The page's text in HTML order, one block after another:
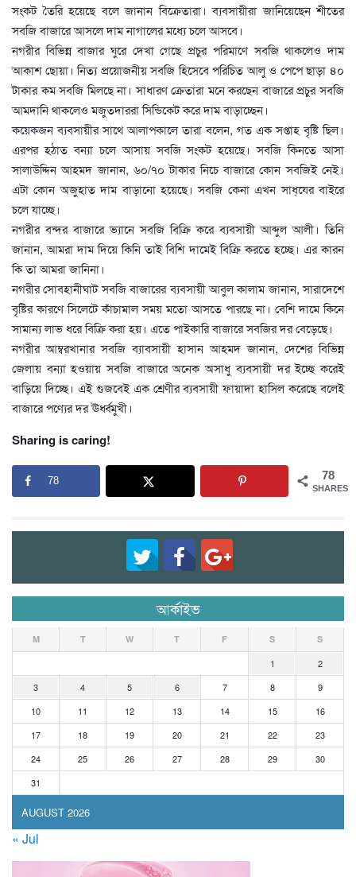
সংকট তৈরি হয়েছে বলে জানান বিক্রেতারা। ব্যবসায়ীরা জানিয়েছেন শীতের
সবজি বাজারে আসলে দাম নাগালের মধ্যে চলে আসবে।
নগরীর বিভিন্ন বাজার ঘুরে দেখা গেছে প্রচুর পরিমাণে সবজি থাকলেও দাম
আকাশ ছোয়া। নিত্য প্রয়োজনীয় সবজি হিসেবে পরিচিত আলু ও পেপে ছাড়া ৪০
টাকার কম সবজি মিলছে না। সাধারণ ক্রেতারা মনে করছেন বাজারে প্রচুর সবজি
আমদানি থাকলেও মজুতদাররা সিন্ডিকেট করে দাম বাড়াচ্ছেন।
কয়েকজন ব্যবসায়ীর সাথে আলাপকালে তারা বলেন, গত এক সপ্তাহ বৃষ্টি ছিল।
এরপর হঠাত বন্যা চলে আসায় সবজি সংকট হয়েছে। সবজি কিনতে আসা
সালাউদ্দিন আহমদ জানান, ৬০/৭০ টাকার নিচে বাজারে কোন সবজিই নেই।
এটা কোন অজুহাত দাম বাড়ানো হয়েছে। সবজি কেনা এখন সাধ্েযর বাইরে
চলে যাচ্ছে।
নগরীর বন্দর বাজারে ভ্যানে সবজি বিক্রি করে ব্যবসায়ী আব্দুল আলী। তিনি
জানান, আমরা দাম দিয়ে কিনি তাই বিশি দামেই বিক্রি করতে হচ্ছে। এর কারন
কি তা আমরা জানিনা।
নগরীর সোবহানীঘাট সবজি বাজারের ব্যবসায়ী আবুল কালাম জানান, সারাদেশে
বৃষ্টির কারণে সিলেটে কাঁচামাল সময় মতো আসতে পারছে না। বেশি দামে কিনে
সামান্য লাভ ধরে বিক্রি করা হয়। এতে পাইকারি বাজারে সবজির দর বেড়েছে।
নগরীর আম্বরখানার সবজি ব্যাবসায়ী হাসান আহমদ জানান, দেশের বিভিন্ন
জেলায় বন্যা হওয়ায় সবজি বাজারে অনেক অসাধু ব্যবসায়ী দর ইচ্ছে করেই
বাড়িয়ে দিচ্ছে। এই গুজবেই এক শ্রেণীর ব্যবসায়ী ফায়াদা হাসিল করেছে বলেই
বাজারে পণ্যের দর ঊর্ধ্বমুখী।
Sharing is caring!
78
SHARES
78
আর্কাইভ
AUGUST 2026
M T W T F S S
1
2
3
4 5 6 7 8
9
10
11 12 13 14 15
16
17
18 19 20 21 22
23
24
25 26 27 28 29
30
31
« Jul